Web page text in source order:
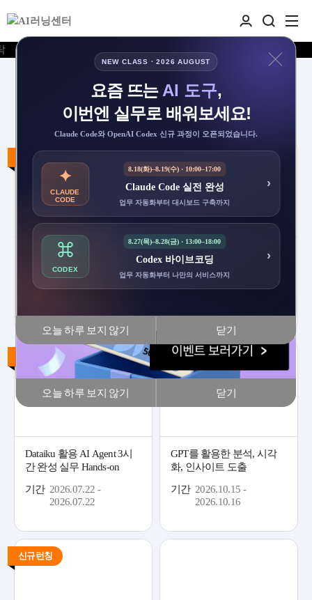
🎇 신규 교육
25% 패키지 할인
Claude Cowork를 활용한
(데이터 분석 + 텍스트 분
석) 패키지
기간 2026.06.23 00:00 -
Dataiku 활용 ML역량 강화
Hands-on
기간 2026.08.14 -
신규런칭
Dataiku 활용 AI Agent 3시
간 완성 실무 Hands-on
기간 2026.07.22 -
2026.07.22
녹화본 제공 EVENT
GPT를 활용한 분석, 시각
화, 인사이트 도출
기간 2026.10.15 -
2026.10.16
신규런칭
오늘 하루 보지 않기 닫기
NEW CLASS · 2026 AUGUST
요즘 뜨는 AI 도구,
이번엔 실무로 배워보세요!
Claude Code와 OpenAI Codex 신규 과정이 오픈되었습니다.
✦
CLAUDE
CODE
8.18(화)–8.19(수) · 10:00–17:00
Claude Code 실전 완성
업무 자동화부터 대시보드 구축까지
›
⌘
CODEX
8.27(목)–8.28(금) · 13:00–18:00
Codex 바이브코딩
업무 자동화부터 나만의 서비스까지
›
오늘 하루 보지 않기 닫기